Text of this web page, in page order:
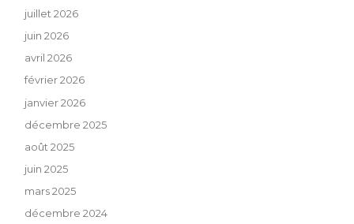
juillet 2026
juin 2026
avril 2026
février 2026
janvier 2026
décembre 2025
août 2025
juin 2025
mars 2025
décembre 2024